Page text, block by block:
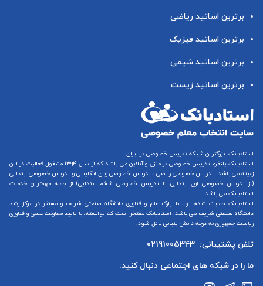
برترین اساتید ریاضی
برترین اساتید فیزیک
برترین اساتید شیمی
برترین اساتید زیست
استادبانک، بزرگترین شبکه تدریس خصوصی در ایران
استادبانک پلتفرم تدریس خصوصی در منزل و آنلاین
می باشد که از سال ۱۳۹۴ مشغول فعالیت در این
زمینه می باشد. تدریس خصوصی ریاضی ، تدریس خصوصی زبان انگلیسیو تدریس خصوصی ابتدایی
(از تدریس خصوصی اول ابتدایی تا تدریس خصوصی ششم ابتدایی) از جمله مهمترین خدمات
استادبانک می باشد.
استادبانک حمایت شده توسط پارک علم و فناوری دانشگاه صنعتی شریف و مستقر در مرکز رشد
دانشگاه صنعتی شریف می باشد. استادبانک مفتخر است که توانسته، با تایید معاونت علمی و فناوری
ریاست جمهوری به درجه دانش بنیانی نائل شود.
تلفن پشتیبانی: 02191005343
ما را در شبکه های اجتماعی دنبال کنید: